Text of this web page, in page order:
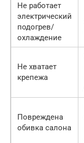
Не работает
электрический
подогрев/
охлаждение
Не хватает
крепежа
Повреждена
обивка салона